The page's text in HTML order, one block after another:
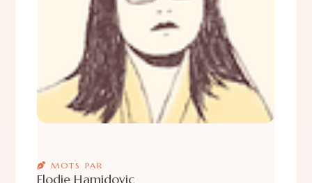
MOTS PAR
Elodie Hamidovic